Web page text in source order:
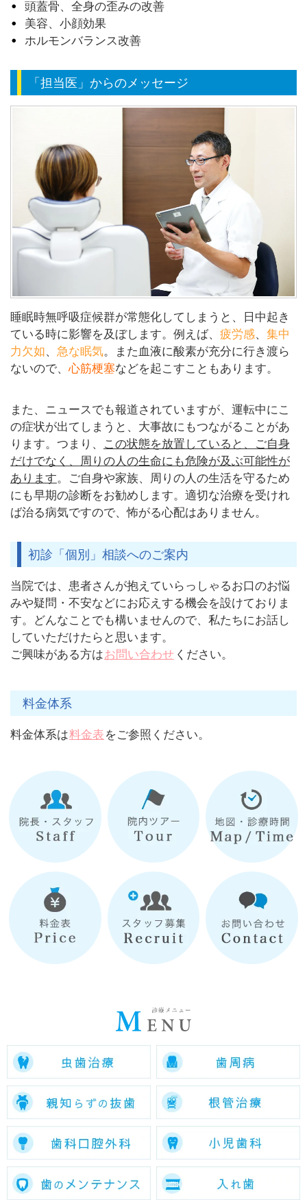
頭蓋骨、全身の歪みの改善
美容、小顔効果
ホルモンバランス改善
「担当医」からのメッセージ
睡眠時無呼吸症候群が常態化してしまうと、日中起き
ている時に影響を及ぼします。例えば、 疲労感、 集中
力欠如、 急な眠気。また血液に酸素が充分に行き渡ら
ないので、心筋梗塞などを起こすこともあります。
また、ニュースでも報道されていますが、運転中にこ
の症状が出てしまうと、大事故にもつながることがあ
ります。つまり、
この状態を放置していると、ご自身
だけでなく、
周りの人の生命にも危険が及ぶ可能性が
あります。ご自身や家族、周りの人の生活を守るため
にも早期の診断をお勧めします。適切な治療を受けれ
ば治る病気ですので、怖がる心配はありません。
初診「個別」相談へのご案内
当院では、患者さんが抱えていらっしゃるお口のお悩
みや疑問・不安などにお応えする機会を設けておりま
す。どんなことでも構いませんので、私たちにお話し
していただけたらと思います。
ご興味がある方は お問い合わせ ください。
料金体系
料金体系は料金表 をご参照ください。